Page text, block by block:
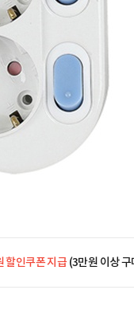
할인쿠폰 지급(3만원 이상 구